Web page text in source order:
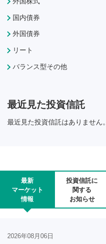
国内債券
外国債券
リート
バランス型その他
最近見た投資信託
最近見た投資信託はありません。
最新
マーケット
情報
投資信託に
関する
お知らせ
2026年08月06日